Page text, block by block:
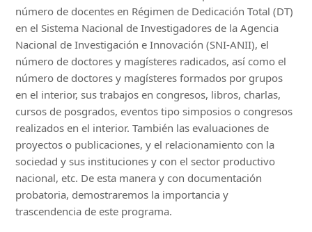
número de docentes en Régimen de Dedicación Total (DT)
en el Sistema Nacional de Investigadores de la Agencia
Nacional de Investigación e Innovación (SNI-ANII), el
número de doctores y magísteres radicados, así como el
número de doctores y magísteres formados por grupos
en el interior, sus trabajos en congresos, libros, charlas,
cursos de posgrados, eventos tipo simposios o congresos
realizados en el interior. También las evaluaciones de
proyectos o publicaciones, y el relacionamiento con la
sociedad y sus instituciones y con el sector productivo
nacional, etc. De esta manera y con documentación
probatoria, demostraremos la importancia y
trascendencia de este programa.